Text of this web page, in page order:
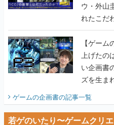
ウ・外山
れたこだ
画書】
【ゲー
上げたの
い企画書
ズを生ま
ビュー】
ゲームの企画書の記事一覧
若ゲのいたり〜ゲームクリ